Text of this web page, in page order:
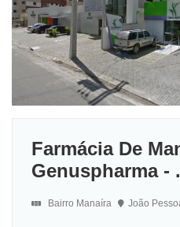
Farmácia De
Genuspharma -
Bairro Manaíra João